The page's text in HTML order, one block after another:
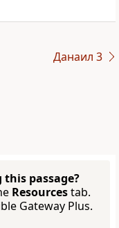
Данаил 3
passage?
Resourcestab.
Gateway Plus.